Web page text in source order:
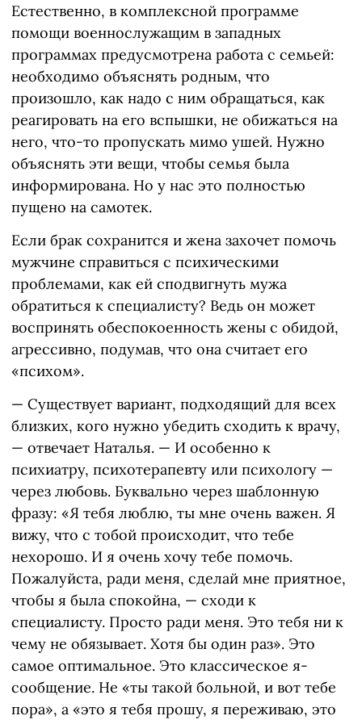
Естественно, в комплексной программе
помощи военнослужащим в западных
программах предусмотрена работа с семьей:
необходимо объяснять родным, что
произошло, как надо с ним обращаться, как
реагировать на его вспышки, не обижаться на
него, что-то пропускать мимо ушей. Нужно
объяснять эти вещи, чтобы семья была
информирована. Но у нас это полностью
пущено на самотек.
Если брак сохранится и жена захочет помочь
мужчине справиться с психическими
проблемами, как ей сподвигнуть мужа
обратиться к специалисту? Ведь он может
воспринять обеспокоенность жены с обидой,
агрессивно, подумав, что она считает его
«психом».
— Существует вариант, подходящий для всех
близких, кого нужно убедить сходить к врачу,
— отвечает Наталья. — И особенно к
психиатру, психотерапевту или психологу —
через любовь. Буквально через шаблонную
фразу: «Я тебя люблю, ты мне очень важен. Я
вижу, что с тобой происходит, что тебе
нехорошо. И я очень хочу тебе помочь.
Пожалуйста, ради меня, сделай мне приятное,
чтобы я была спокойна, — сходи к
специалисту. Просто ради меня. Это тебя ни к
чему не обязывает. Хотя бы один раз». Это
самое оптимальное. Это классическое я-
сообщение. Не «ты такой больной, и вот тебе
пора», а «это я тебя прошу, я переживаю, это